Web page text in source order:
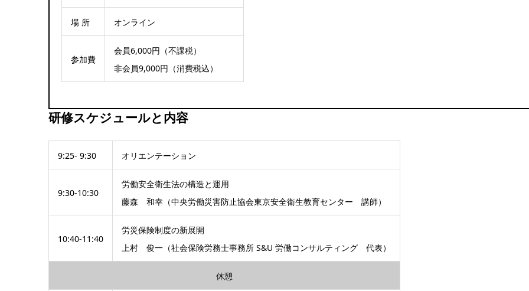
場 所 オンライン
参加費
会員6,000円（不課税）
非会員9,000円（消費税込）
研修スケジュールと内容
9:25- 9:30 オリエンテーション
9:30-10:30
労働安全衛生法の構造と運用
藤森 和幸（中央労働災害防止協会東京安全衛生教育センター 講師）
10:40-11:40
労災保険制度の新展開
上村 俊一（社会保険労務士事務所 S&U 労働コンサルティング 代表）
休憩